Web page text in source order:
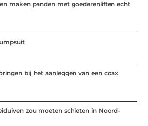
maken panden met goederenliften echt
bij het aanleggen van een coax
zou moeten schieten in Noord-